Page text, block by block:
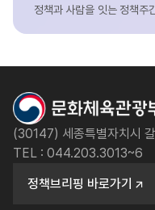
정책과 사람을 잇는 정책주
(30147) 세종특별자치시
TEL : 044.203.3013~6
정책브리핑 바로가기